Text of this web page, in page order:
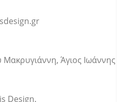
Άγιος Ιωάννης
Design.